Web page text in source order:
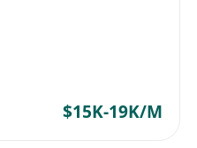
$15K-19K/M